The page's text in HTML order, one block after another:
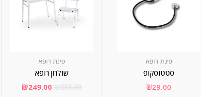
פינת רופא
סטטוסקופ
₪29.00
פינת רופא
שולחן רופא
₪249.00